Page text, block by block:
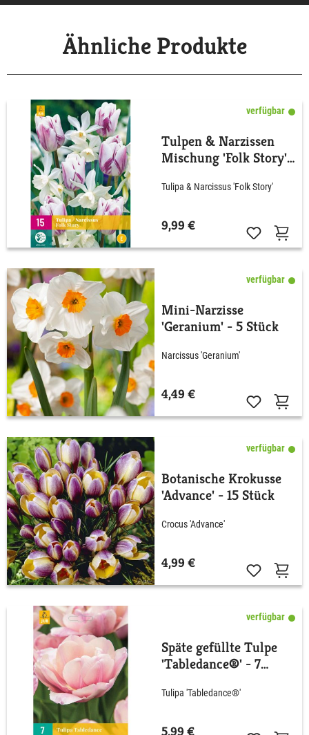
Ähnliche Produkte
verfügbar
Tulpen & Narzissen
Mischung 'Folk Story'
Tulipa & Narcissus 'Folk Story'
9,99 €
verfügbar
Mini-Narzisse
'Geranium' - 5 Stück
Narcissus 'Geranium'
4,49 €
verfügbar
Botanische Krokusse
'Advance' - 15 Stück
Crocus 'Advance'
4,99 €
verfügbar
Späte gefüllte Tulpe
'Tabledance®' - 7
Tulipa 'Tabledance®'
5,99 €